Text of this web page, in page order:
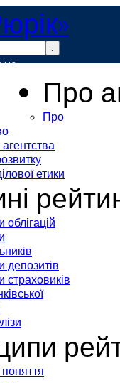
.
Про
Про
етики
облігацій
депозитів
страховиків